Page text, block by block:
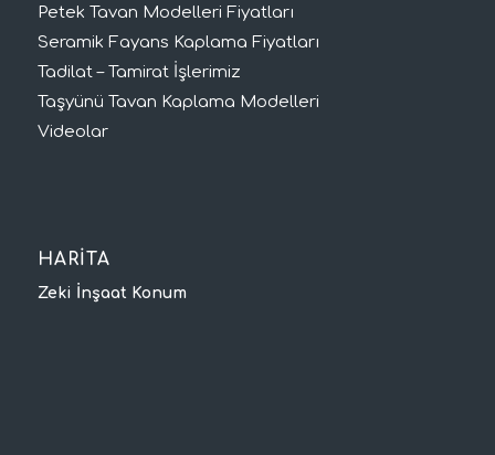
Petek Tavan Modelleri Fiyatları
Seramik Fayans Kaplama Fiyatları
Tadilat – Tamirat İşlerimiz
Taşyünü Tavan Kaplama Modelleri
Videolar
HARİTA
Zeki İnşaat Konum